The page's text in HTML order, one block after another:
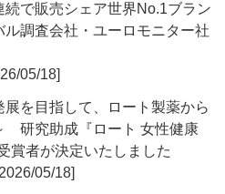
で販売シェア世界No.1ブラン
調査会社・ユーロモニター社
05/18]
展を目指して、ロート製薬から
研究助成『ロート 女性健康
賞者が決定いたしました
05/18]